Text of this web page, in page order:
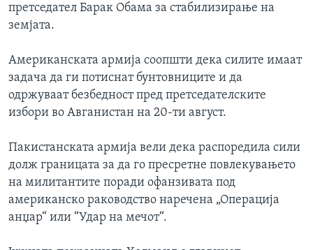
претседател Барак Обама за стабилизирање на
земјата.
Американската армија соопшти дека силите имаат
задача да ги потиснат бунтовниците и да
одржуваат безбедност пред претседателските
избори во Авганистан на 20-ти август.
Пакистанската армија вели дека распоредила сили
долж границата за да го пресретне повлекувањето
на милитантите поради офанзивата под
американско раководство наречена „Операција
анџар“ или “Удар на мечот“.